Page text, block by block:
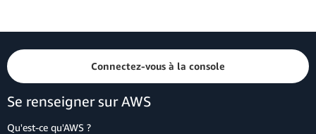
Connectez-vous à la console
Se renseigner sur AWS
Qu'est-ce qu'AWS ?